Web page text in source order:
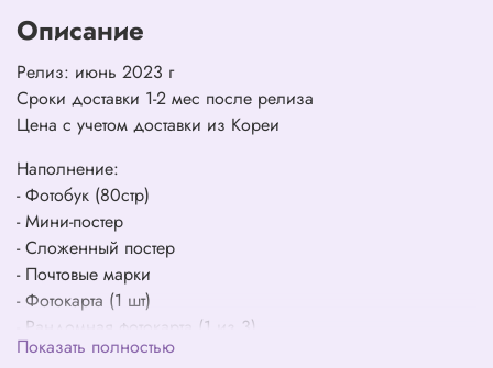
Описание
Релиз: июнь 2023 г
Сроки доставки 1-2 мес после релиза
Цена с учетом доставки из Кореи
Наполнение:
- Фотобук (80стр)
- Мини-постер
- Сложенный постер
- Почтовые марки
- Фотокарта (1 шт)
- Рандомная фотокарта (1 из 3)
- Фото-подставка под бокал
Показать полностью